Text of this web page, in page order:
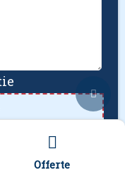
deze via
Offerte